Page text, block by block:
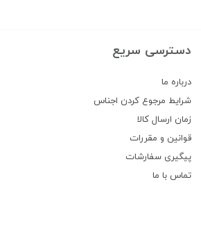
دسترسی سریع
درباره ما
شرایط مرجوع کردن اجناس
زمان ارسال کالا
قوانین و مقررات
پیگیری سفارشات
تماس با ما